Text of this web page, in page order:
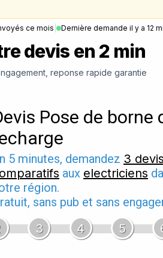
ce mois Dernière demande il y a 12
devis en 2 min
reponse rapide garantie
Pose de borne
5 minutes, demandez 3 devis
aux electriciens
région.
sans pub et sans
3 4 5